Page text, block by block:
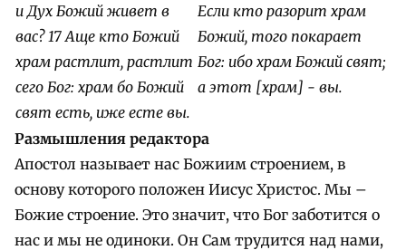
и Дух Божий живет в
вас? 17 Аще кто Божий
храм растлит, растлит
сего Бог: храм бо Божий
свят есть, иже есте вы.
Если кто разорит храм
Божий, того покарает
Бог: ибо храм Божий свят;
а этот [храм] - вы.
Размышления редактора
Апостол называет нас Божиим строением, в
основу которого положен Иисус Христос. Мы –
Божие строение. Это значит, что Бог заботится о
нас и мы не одиноки. Он Сам трудится над нами,